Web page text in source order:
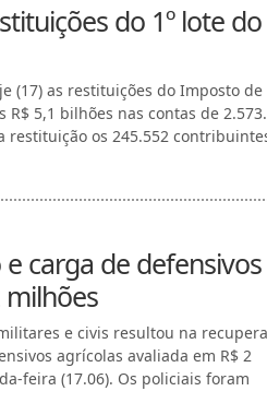
do 1º lote do
(17) as restituições do Imposto de
R$ 5,1 bilhões nas contas de
os 245.552
carga de defensivos
milhões
e civis resultou na
agrícolas avaliada em R$ 2
feira (17.06). Os policiais foram